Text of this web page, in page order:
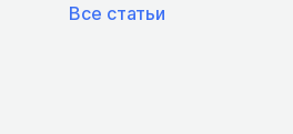
Все статьи